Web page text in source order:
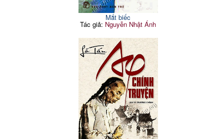
Mắt biếc
Tác giả: Nguyễn Nhật Ánh